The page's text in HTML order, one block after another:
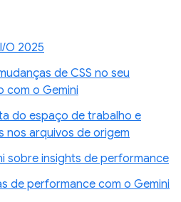
O 2025
de CSS no seu
com o Gemini
do espaço de trabalho e
nos arquivos de origem
sobre insights de performance
de performance com o Gemini